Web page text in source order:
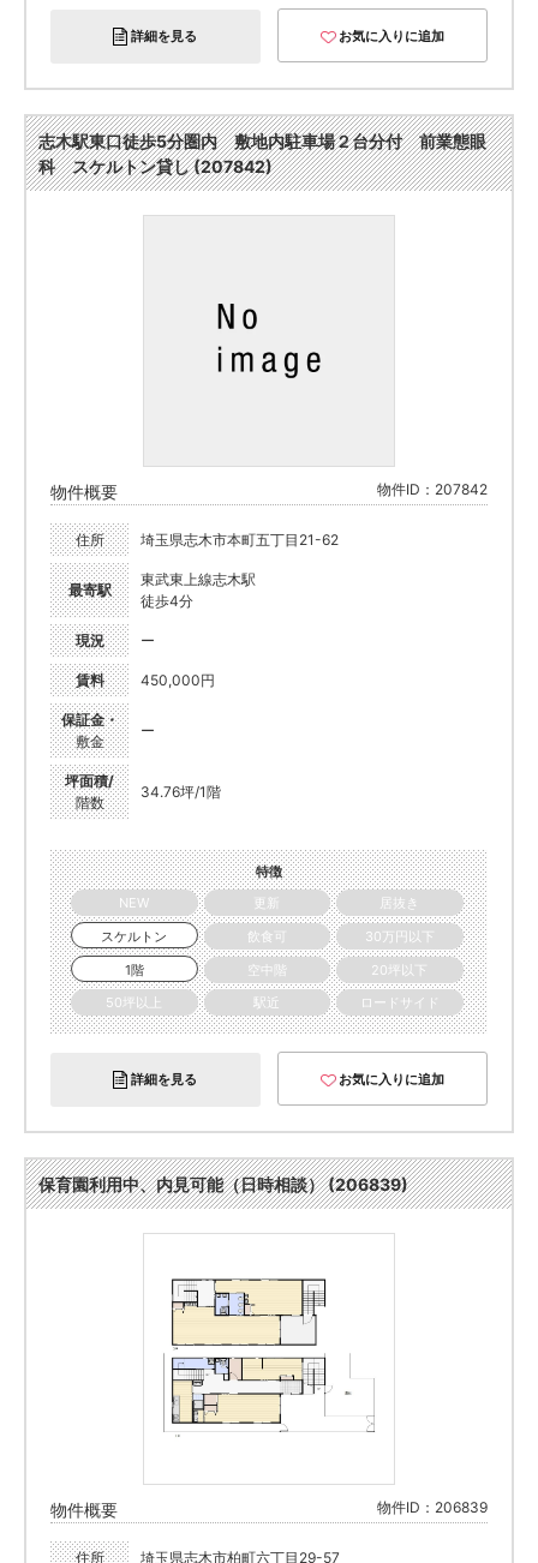
詳細を見る お気に入りに追加
志木駅東口徒歩5分圏内 敷地内駐車場２台分付 前業態眼
科 スケルトン貸し (207842)
物件概要 物件ID：207842
住所 埼玉県志木市本町五丁目21-62
最寄駅
東武東上線志木駅
徒歩4分
現況 ー
賃料 450,000円
保証金・
敷金
ー
坪面積/
階数
34.76坪/1階
特徴
NEW
更新
居抜き
スケルトン
飲食可
30万円以下
1階
空中階
20坪以下
50坪以上
駅近 ロードサイド
詳細を見る お気に入りに追加
保育園利用中、内見可能（日時相談） (206839)
物件概要 物件ID：206839
住所 埼玉県志木市柏町六丁目29-57